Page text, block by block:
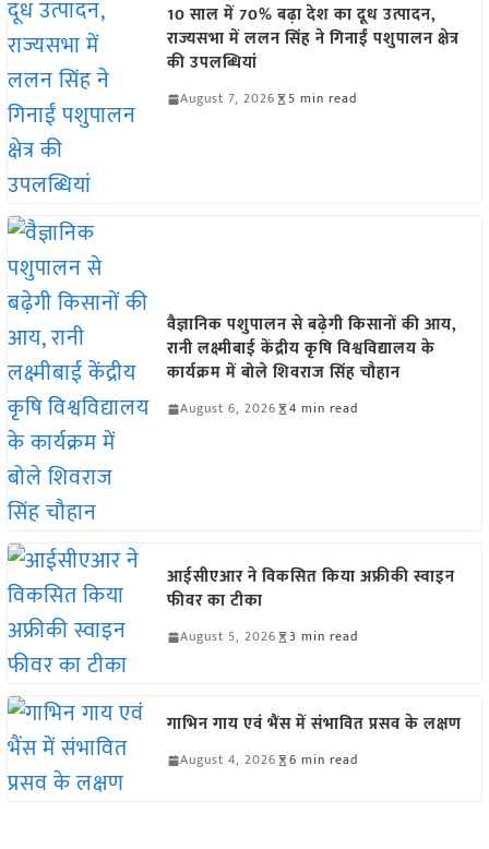
10 साल में 70% बढ़ा देश का दूध उत्पादन,
राज्यसभा में ललन सिंह ने गिनाईं पशुपालन क्षेत्र
की उपलब्धियां
August 7, 2026 5 min read
वैज्ञानिक पशुपालन से बढ़ेगी किसानों की आय,
रानी लक्ष्मीबाई केंद्रीय कृषि विश्वविद्यालय के
कार्यक्रम में बोले शिवराज सिंह चौहान
August 6, 2026 4 min read
आईसीएआर ने विकसित किया अफ्रीकी स्वाइन
फीवर का टीका
August 5, 2026 3 min read
गाभिन गाय एवं भैंस में संभावित प्रसव के लक्षण
August 4, 2026 6 min read